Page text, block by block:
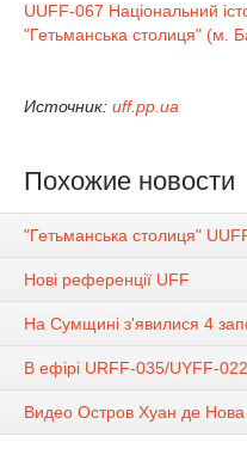
UUFF-067 Національний
"Гетьманська столиця" (м.
Источник: uff.pp.ua
Похожие новости
"Гетьманська столиця"
Нові референції UFF
На Сумщині з'явилися 4
В ефірі URFF-035/UYFF-022
Видео Остров Хуан де